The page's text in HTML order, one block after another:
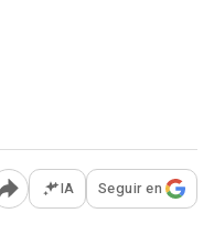
Abrir opciones para
IA Seguir en